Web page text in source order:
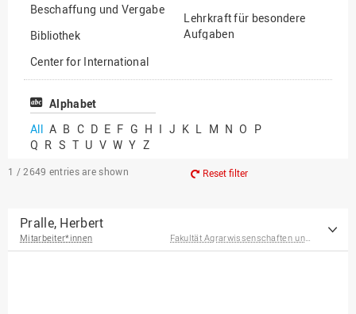
Beschaffung und Vergabe
Bibliothek
Center for International
Mobility
Center for International
Chancengerechtigkeit
eLearning Competence
EU-Büro
Fakultät
Agrarwissenschaften und
Lehrkraft für besondere
Aufgaben
Professor*innen im
Alphabet
All A B C D E F G H I J K L M N O P
Q R S T U V W Y Z
1 / 2649 entries are shown Reset filter
Pralle, Herbert
Mitarbeiter*innen Fakultät Agrarwissenschaften und Landschaftsarchitektur